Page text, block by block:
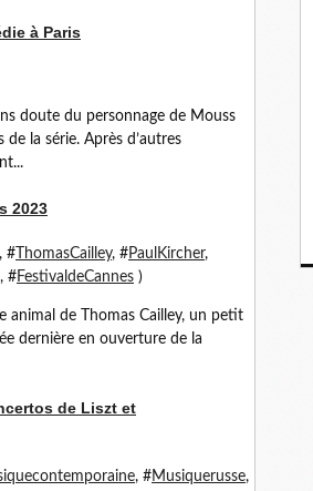
à Paris
doute du personnage de Mouss
la série. Après d’autres
2023
, # ThomasCailley, #PaulKircher,
, #FestivaldeCannes )
animal de Thomas Cailley, un petit
dernière en ouverture de la
de Liszt et
, #Musiquerusse,